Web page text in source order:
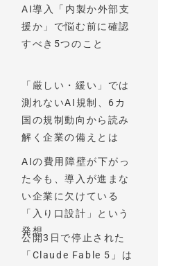
AI導入「内製か外部支
援か」で悩む前に確認
すべき5つのこと
「厳しい・緩い」では
測れないAI規制、6カ
国の規制動向から読み
解く企業の備えとは
AIの費用障壁が下がっ
た今も、導入が進まな
い企業に欠けている
「入り口設計」という
発想
公開3日で停止された
「Claude Fable 5」は